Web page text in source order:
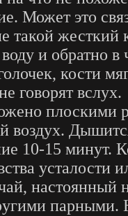
Может это
такой
и обратно в
кости
говорят вслух.
плоскими
воздух.
10-15 минут.
парными.